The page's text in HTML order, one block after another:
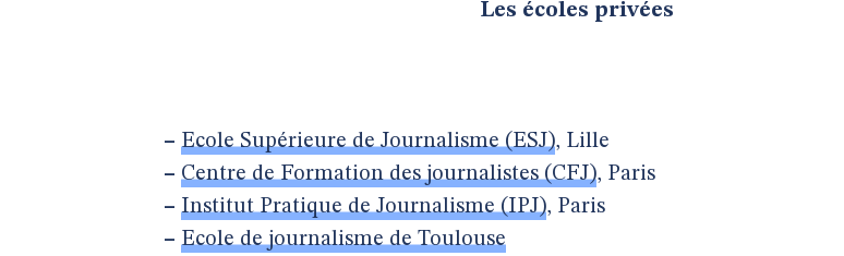
Les écoles privées
– Ecole Supérieure de Journalisme (ESJ), Lille
– Centre de Formation des journalistes (CFJ), Paris
– Institut Pratique de Journalisme (IPJ), Paris
– Ecole de journalisme de Toulouse